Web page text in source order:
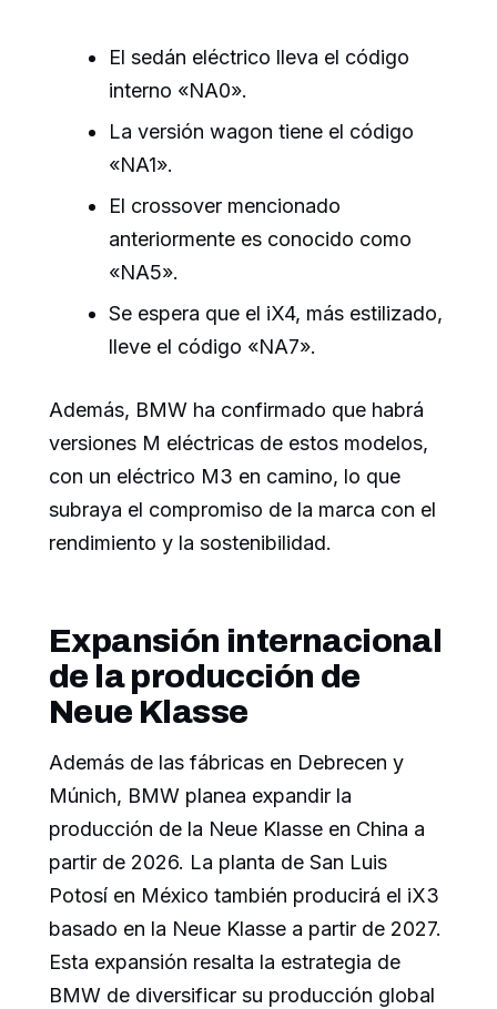
El sedán eléctrico lleva el código
interno «NA0».
La versión wagon tiene el código
«NA1».
El crossover mencionado
anteriormente es conocido como
«NA5».
Se espera que el iX4, más estilizado,
lleve el código «NA7».
Además, BMW ha confirmado que habrá
versiones M eléctricas de estos modelos,
con un eléctrico M3 en camino, lo que
subraya el compromiso de la marca con el
rendimiento y la sostenibilidad.
Expansión internacional
de la producción de
Neue Klasse
Además de las fábricas en Debrecen y
Múnich, BMW planea expandir la
producción de la Neue Klasse en China a
partir de 2026. La planta de San Luis
Potosí en México también producirá el iX3
basado en la Neue Klasse a partir de 2027.
Esta expansión resalta la estrategia de
BMW de diversificar su producción global